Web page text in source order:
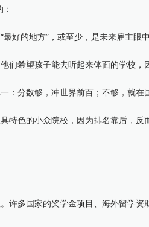
的地方”，或至少，是未来雇主眼中
希望孩子能去听起来体面的学校，
分数够，冲世界前百；不够，就在
色的小众院校，因为排名靠后，反
多国家的奖学金项目、海外留学资